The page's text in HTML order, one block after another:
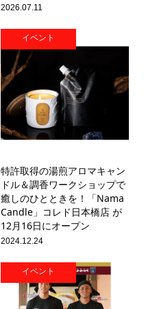
2026.07.11
イベント
特許取得の湯煎アロマキャン
ドル＆調香ワークショップで
癒しのひとときを！「Nama
Candle」コレド日本橋店 が
12月16日にオープン
2024.12.24
イベント